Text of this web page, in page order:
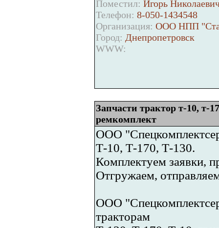
Поместил: Игорь
Телефон: 8-050-1434548
Организация: ООО НПП
Город: Днепропетровск
WWW:
Запчасти трактор т-10, т-
ремкомплект
ООО
Т-10, Т-170, Т-130.
Комплектуем заявки,
Отгружаем,
ООО
тракторам